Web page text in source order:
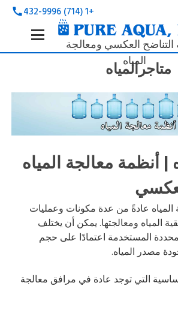
call +1 (714) 432-9996
التناضح العكسي ومعالجة
المياه
متاجرالمياه
| أنظمة معالجة المياه
عادةً من عدة مكونات وعمليات
المياه ومعالجتها. يمكن أن يختلف
المستخدمة اعتمادًا على حجم
مصدر المياه.
التي توجد عادة في مرافق معالجة